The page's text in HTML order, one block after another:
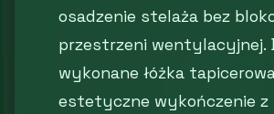
osadzenie stelaża bez
przestrzeni wentylacyjnej.
wykonane łóżka
estetyczne wykończenie z